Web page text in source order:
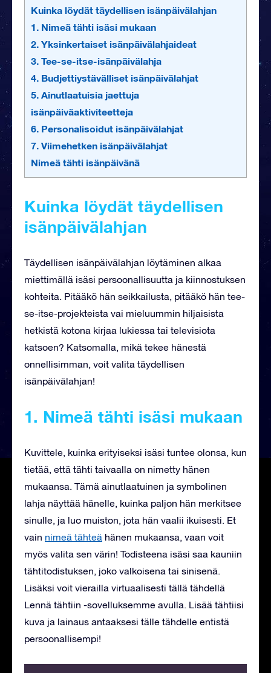
Kuinka löydät täydellisen isänpäivälahjan
1. Nimeä tähti isäsi mukaan
2. Yksinkertaiset isänpäivälahjaideat
3. Tee-se-itse-isänpäivälahja
4. Budjettiystävälliset isänpäivälahjat
5. Ainutlaatuisia jaettuja
isänpäiväaktiviteetteja
6. Personalisoidut isänpäivälahjat
7. Viimehetken isänpäivälahjat
Nimeä tähti isänpäivänä
Kuinka löydät täydellisen
isänpäivälahjan
Täydellisen isänpäivälahjan löytäminen alkaa
miettimällä isäsi persoonallisuutta ja kiinnostuksen
kohteita. Pitääkö hän seikkailusta, pitääkö hän tee-
se-itse-projekteista vai mieluummin hiljaisista
hetkistä kotona kirjaa lukiessa tai televisiota
katsoen? Katsomalla, mikä tekee hänestä
onnellisimman, voit valita täydellisen
isänpäivälahjan!
1. Nimeä tähti isäsi mukaan
Kuvittele, kuinka erityiseksi isäsi tuntee olonsa, kun
tietää, että tähti taivaalla on nimetty hänen
mukaansa. Tämä ainutlaatuinen ja symbolinen
lahja näyttää hänelle, kuinka paljon hän merkitsee
sinulle, ja luo muiston, jota hän vaalii ikuisesti. Et
vain nimeä tähteä hänen mukaansa, vaan voit
myös valita sen värin! Todisteena isäsi saa kauniin
tähtitodistuksen, joko valkoisena tai sinisenä.
Lisäksi voit vierailla virtuaalisesti tällä tähdellä
Lennä tähtiin -sovelluksemme avulla. Lisää tähtiisi
kuva ja lainaus antaaksesi tälle tähdelle entistä
persoonallisempi!